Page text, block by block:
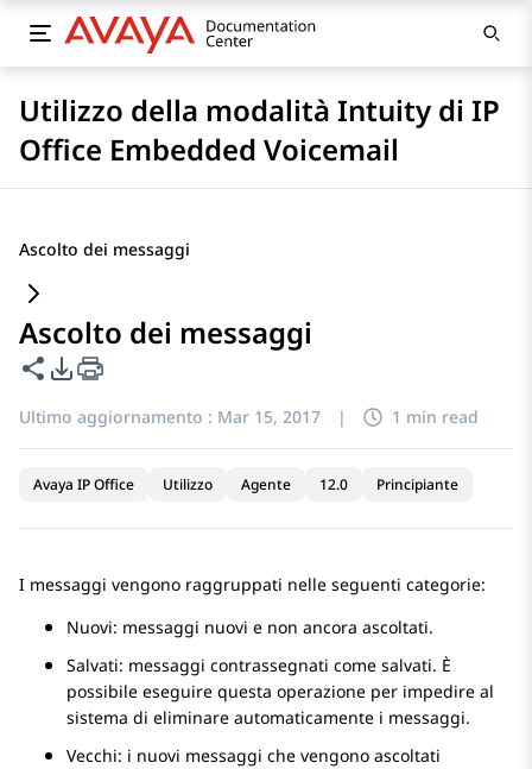
Utilizzo della modalità Intuity di IP
Office Embedded Voicemail
Ascolto dei messaggi
Ascolto dei messaggi
Condividi questa pagina
Opzioni di esportazione PDF
Ultimo aggiornamento : Mar 15, 2017 | 1 min read
Avaya IP Office Utilizzo Agente 12.0 Principiante
I messaggi vengono raggruppati nelle seguenti categorie:
Nuovi: messaggi nuovi e non ancora ascoltati.
Salvati: messaggi contrassegnati come salvati. È
possibile eseguire questa operazione per impedire al
sistema di eliminare automaticamente i messaggi.
Vecchi: i nuovi messaggi che vengono ascoltati